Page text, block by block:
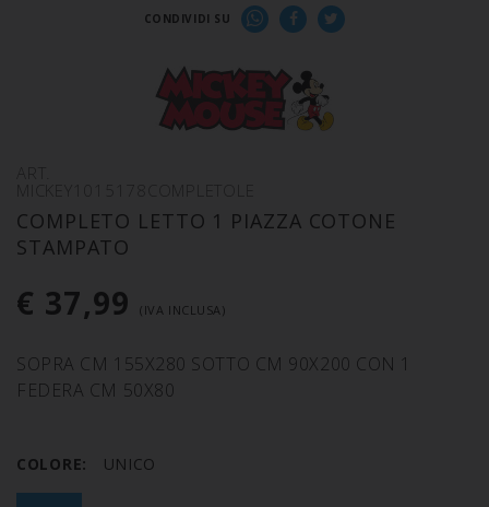
CONDIVIDI SU
COMPLETO LETTO 1 PIAZZA COTONE
STAMPATO
€ 37,99 (IVA INCLUSA)
SOPRA CM 155X280 SOTTO CM 90X200 CON 1
FEDERA CM 50X80
COLORE: UNICO